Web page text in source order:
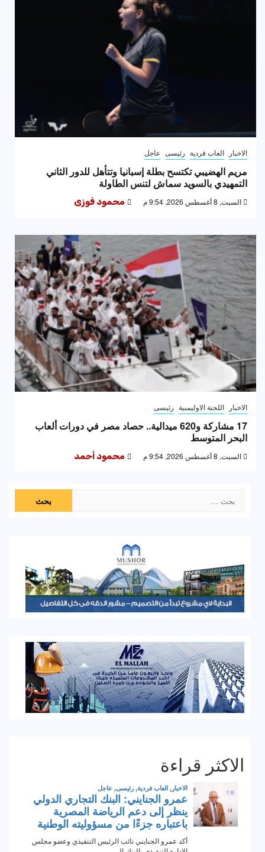
الاخبار العاب فردية رئيسى عاجل
مريم الهضيبي تكتسح بطلة إسبانيا وتتأهل للدور الثاني
التمهيدي بالسويد سماش لتنس الطاولة
السبت, 8 أغسطس 2026, 9:54 م محمود فوزى
الاخبار اللجنة الاوليمبية رئيسى
17 مشاركة و620 ميدالية.. حصاد مصر في دورات ألعاب
البحر المتوسط
السبت, 8 أغسطس 2026, 9:54 م محمود أحمد
عن:
الاكثر قراءة